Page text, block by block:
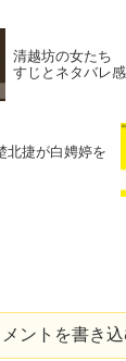
清越坊の女たち
すじとネタバレ
北捷が白娉婷を
メントを書き